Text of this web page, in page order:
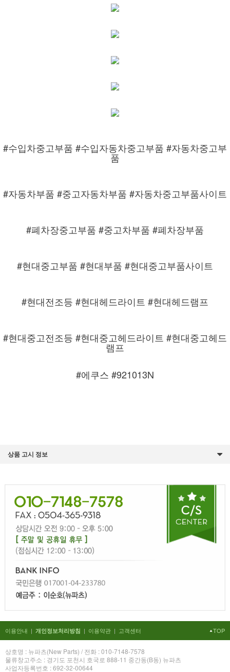
#수입차중고부품 #수입자동차중고부품 #자동차중고부
품
#자동차부품 #중고자동차부품 #자동차중고부품사이트
#폐차장중고부품 #중고차부품 #폐차장부품
#현대중고부품 #현대부품 #현대중고부품사이트
#현대전조등 #현대헤드라이트 #현대헤드램프
#현대중고전조등 #현대중고헤드라이트 #현대중고헤드
램프
#에쿠스 #921013N
상품 고시 정보
이용안내 | 개인정보처리방침 | 이용약관 | 고객센터 TOP
상호명 : 뉴파츠(New Parts) / 전화 : 010-7148-7578
물류창고주소 : 경기도 포천시 호국로 888-11 중간동(B동) 뉴파츠
사업자등록번호 : 692-32-00644